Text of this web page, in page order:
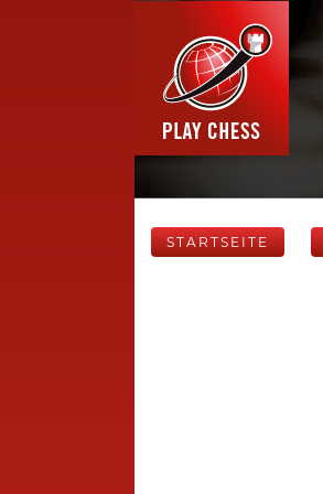
STARTSEITE